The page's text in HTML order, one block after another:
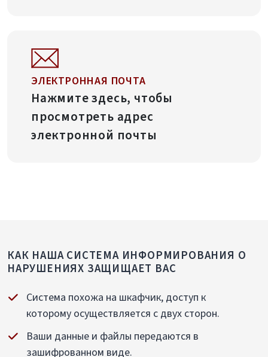
ЭЛЕКТРОННАЯ ПОЧТА
Нажмите здесь, чтобы
просмотреть адрес
электронной почты
КАК НАША СИСТЕМА ИНФОРМИРОВАНИЯ О
НАРУШЕНИЯХ ЗАЩИЩАЕТ ВАС
Система похожа на шкафчик, доступ к
которому осуществляется с двух сторон.
Ваши данные и файлы передаются в
зашифрованном виде.